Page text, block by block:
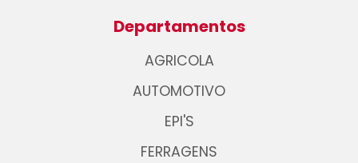
Departamentos
AGRICOLA
AUTOMOTIVO
EPI'S
FERRAGENS